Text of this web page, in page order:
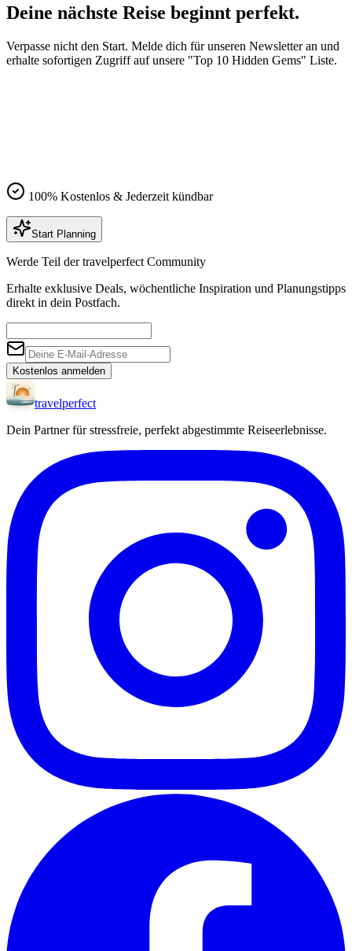
Deine nächste Reise beginnt perfekt.
Verpasse nicht den Start. Melde dich für unseren Newsletter an und
erhalte sofortigen Zugriff auf unsere "Top 10 Hidden Gems" Liste.
100% Kostenlos & Jederzeit kündbar
Start Planning
Werde Teil der travelperfect Community
Erhalte exklusive Deals, wöchentliche Inspiration und Planungstipps
direkt in dein Postfach.
Kostenlos anmelden
travelperfect
Dein Partner für stressfreie, perfekt abgestimmte Reiseerlebnisse.